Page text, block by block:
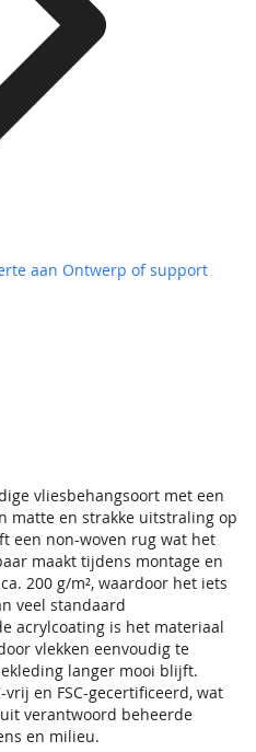
vliesbehangsoort met een
matte en strakke uitstraling op
een non-woven rug wat het
maakt tijdens montage en
200 g/m², waardoor het iets
veel standaard
acrylcoating is het materiaal
vlekken eenvoudig te
langer mooi blijft.
vrij en FSC-gecertificeerd, wat
verantwoord beheerde
en milieu.
aan Ontwerp of support